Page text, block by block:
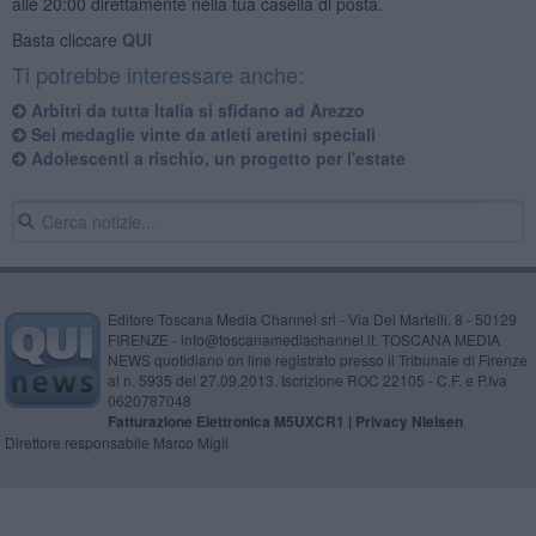
Basta cliccare QUI
Ti potrebbe interessare anche:
Arbitri da tutta Italia si sfidano ad Arezzo
Sei medaglie vinte da atleti aretini speciali
Adolescenti a rischio, un progetto per l'estate
Editore Toscana Media Channel srl - Via Dei Martelli, 8 - 50129
FIRENZE - info@toscanamediachannel.it. TOSCANA MEDIA
NEWS quotidiano on line registrato presso il Tribunale di Firenze
al n. 5935 del 27.09.2013. Iscrizione ROC 22105 - C.F. e P.Iva
0620787048
Fatturazione Elettronica M5UXCR1 | Privacy Nielsen
Direttore responsabile Marco Migli